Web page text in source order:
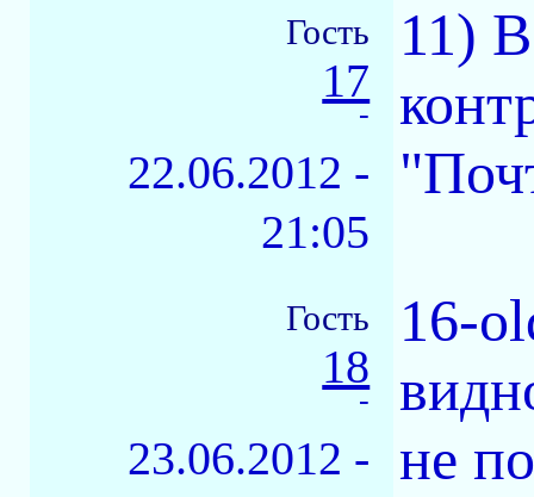
Гость
17
-
22.06.2012 -
21:05
11)
Гость
18
-
23.06.2012 -
16-
не